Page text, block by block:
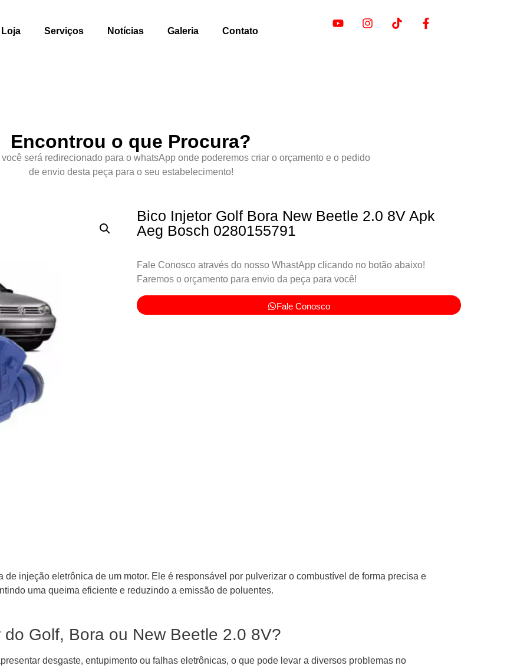
Loja Serviços Notícias Galeria Contato
Encontrou o que Procura?
será redirecionado para o whatsApp onde poderemos criar o orçamento e o pedido
de envio desta peça para o seu estabelecimento!
Bico Injetor Golf Bora New Beetle 2.0 8V Apk
Aeg Bosch 0280155791
Fale Conosco através do nosso WhastApp clicando no botão abaixo!
Faremos o orçamento para envio da peça para você!
Fale Conosco
injeção eletrônica de um motor. Ele é responsável por pulverizar o combustível de forma precisa e
uma queima eficiente e reduzindo a emissão de poluentes.
Golf, Bora ou New Beetle 2.0 8V?
desgaste, entupimento ou falhas eletrônicas, o que pode levar a diversos problemas no